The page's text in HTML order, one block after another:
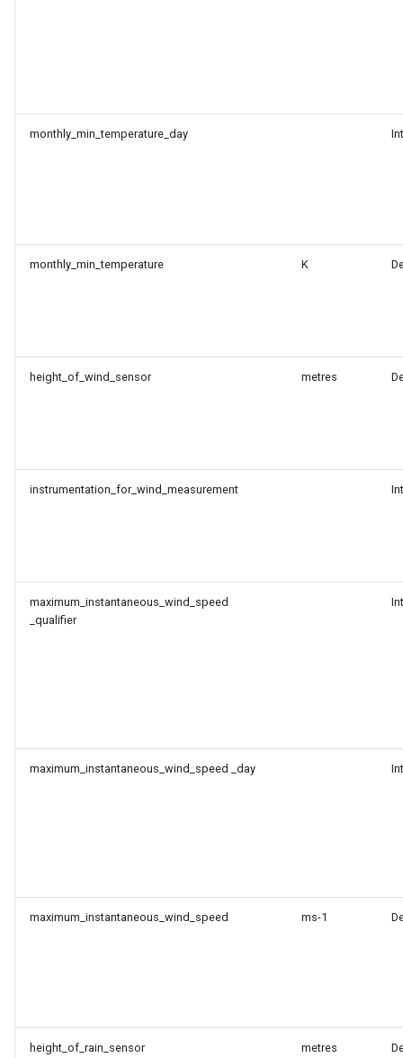
monthly_min_temperature_day
monthly_min_temperature K
height_of_wind_sensor metres
instrumentation_for_wind_measurement
maximum_instantaneous_wind_speed
_qualifier
maximum_instantaneous_wind_speed _day
maximum_instantaneous_wind_speed ms-1
height_of_rain_sensor metres